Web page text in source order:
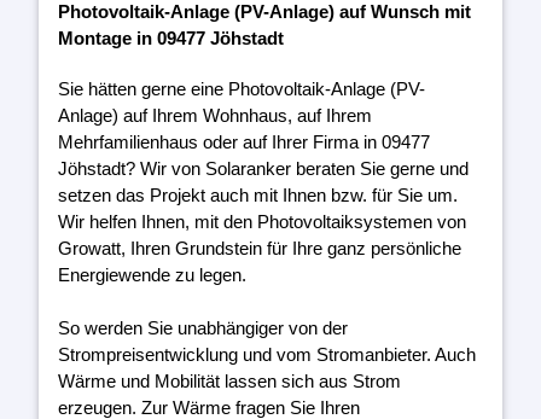
Photovoltaik-Anlage (PV-Anlage) auf Wunsch mit
Montage in 09477 Jöhstadt
Sie hätten gerne eine Photovoltaik-Anlage (PV-
Anlage) auf Ihrem Wohnhaus, auf Ihrem
Mehrfamilienhaus oder auf Ihrer Firma in 09477
Jöhstadt? Wir von Solaranker beraten Sie gerne und
setzen das Projekt auch mit Ihnen bzw. für Sie um.
Wir helfen Ihnen, mit den Photovoltaiksystemen von
Growatt, Ihren Grundstein für Ihre ganz persönliche
Energiewende zu legen.
So werden Sie unabhängiger von der
Strompreisentwicklung und vom Stromanbieter. Auch
Wärme und Mobilität lassen sich aus Strom
erzeugen. Zur Wärme fragen Sie Ihren